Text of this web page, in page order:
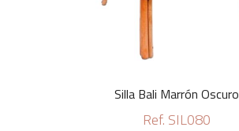
Silla Bali Marrón Oscuro
Ref. SIL080